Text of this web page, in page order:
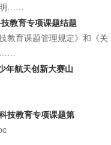
明……
教育专项课题结题
教育课题管理规定》和《关
……
年航天创新大赛山
技教育专项课题第